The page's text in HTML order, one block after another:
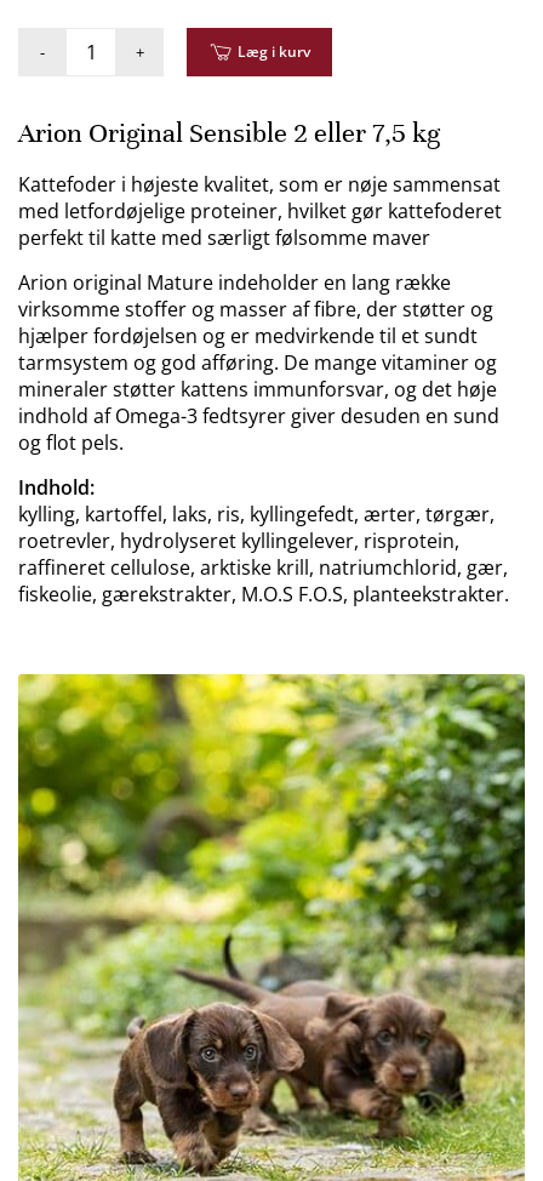
- + Læg i kurv
Arion Original Sensible 2 eller 7,5 kg
Kattefoder i højeste kvalitet, som er nøje sammensat
med letfordøjelige proteiner, hvilket gør kattefoderet
perfekt til katte med særligt følsomme maver
Arion original Mature indeholder en lang række
virksomme stoffer og masser af fibre, der støtter og
hjælper fordøjelsen og er medvirkende til et sundt
tarmsystem og god afføring. De mange vitaminer og
mineraler støtter kattens immunforsvar, og det høje
indhold af Omega-3 fedtsyrer giver desuden en sund
og flot pels.
Indhold:
kylling, kartoffel, laks, ris, kyllingefedt, ærter, tørgær,
roetrevler, hydrolyseret kyllingelever, risprotein,
raffineret cellulose, arktiske krill, natriumchlorid, gær,
fiskeolie, gærekstrakter, M.O.S F.O.S, planteekstrakter.